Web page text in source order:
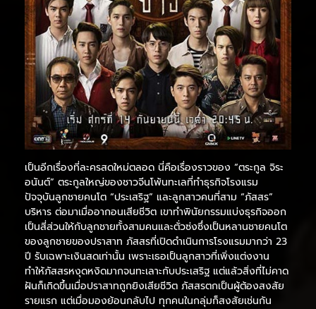
เป็นอีกเรื่องที่ละครสดใหม่ตลอด นี่คือเรื่องราวของ “ตระกูล จิระ
อนันต์” ตระกูลใหญ่ของชาวจีนโพ้นทะเลที่ทำธุรกิจโรงแรม
ปัจจุบันลูกชายคนโต “ประเสริฐ” และลูกสาวคนที่สาม “ภัสสร”
บริหาร ต่อมาเมื่ออากอนเสียชีวิต เขาทำพินัยกรรมแบ่งธุรกิจออก
เป็นสี่ส่วนให้กับลูกชายทั้งสามคนและตั่วซ่งซึ่งเป็นหลานชายคนโต
ของลูกชายของปราสาท ภัสสรที่เปิดดำเนินการโรงแรมมากว่า 23
ปี รับเฉพาะเงินสดเท่านั้น เพราะเธอเป็นลูกสาวที่เพิ่งแต่งงาน
ทำให้ภัสสรหงุดหงิดมากจนทะเลาะกับประเสริฐ แต่แล้วสิ่งที่ไม่คาด
ฝันก็เกิดขึ้นเมื่อปราสาทถูกยิงเสียชีวิต ภัสสรตกเป็นผู้ต้องสงสัย
รายแรก แต่เมื่อมองย้อนกลับไป ทุกคนในกลุ่มก็สงสัยเช่นกัน